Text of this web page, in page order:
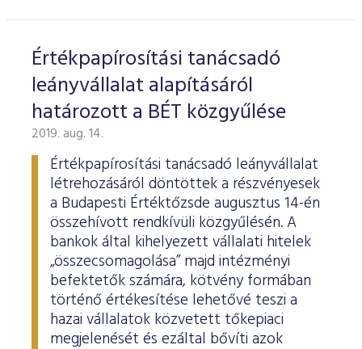
Értékpapírosítási tanácsadó
leányvállalat alapításáról
határozott a BÉT közgyűlése
2019. aug. 14.
Értékpapírosítási tanácsadó leányvállalat
létrehozásáról döntöttek a részvényesek
a Budapesti Értéktőzsde augusztus 14-én
összehívott rendkívüli közgyűlésén. A
bankok által kihelyezett vállalati hitelek
„összecsomagolása” majd intézményi
befektetők számára, kötvény formában
történő értékesítése lehetővé teszi a
hazai vállalatok közvetett tőkepiaci
megjelenését és ezáltal bővíti azok